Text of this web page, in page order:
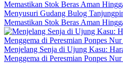
Menyusuri Gudang Bulog
Memastikan Stok Beras Aman
Menjelang Senja di Ujung Kasu:
Menggema di Peresmian Ponpes